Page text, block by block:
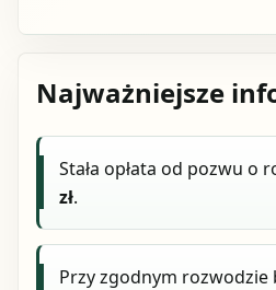
Najważniejsze
Stała opłata od pozwu o
zł.
Przy zgodnym rozwodzie